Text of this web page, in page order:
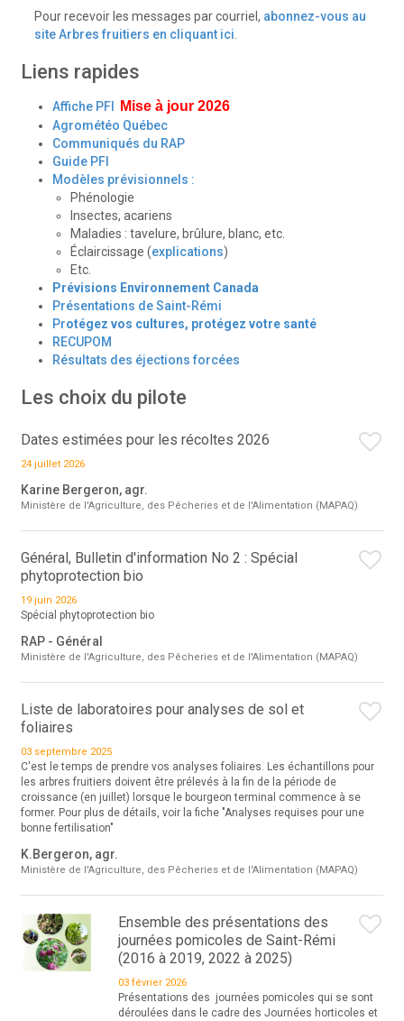
Pour recevoir les messages par courriel, abonnez-vous au
site Arbres fruitiers en cliquant ici
Liens rapides
Affiche PFI Mise à jour 2026
Agrométéo Québec
Communiqués du RAP
Guide PFI
Modèles prévisionnels :
Phénologie
Insectes, acariens
Maladies : tavelure, brûlure, blanc, etc.
Éclaircissage (explications)
Etc.
Prévisions Environnement Canada
Présentations de Saint-Rémi
Protégez vos cultures, protégez votre santé
RECUPOM
Résultats des éjections forcées
Les choix du pilote
Dates estimées pour les récoltes 2026
24 juillet 2026
Karine Bergeron, agr.
Ministère de l'Agriculture, des Pêcheries et de l'Alimentation (MAPAQ)
Général, Bulletin d'information No 2 : Spécial
phytoprotection bio
19 juin 2026
Spécial phytoprotection bio
RAP - Général
Ministère de l'Agriculture, des Pêcheries et de l'Alimentation (MAPAQ)
Liste de laboratoires pour analyses de sol et
foliaires
03 septembre 2025
C'est le temps de prendre vos analyses foliaires. Les échantillons pour
les arbres fruitiers doivent être prélevés à la fin de la période de
croissance (en juillet) lorsque le bourgeon terminal commence à se
former. Pour plus de détails, voir la fiche "Analyses requises pour une
bonne fertilisation"
K.Bergeron, agr.
Ministère de l'Agriculture, des Pêcheries et de l'Alimentation (MAPAQ)
Ensemble des présentations des
journées pomicoles de Saint-Rémi
(2016 à 2019, 2022 à 2025)
03 février 2026
Présentations des journées pomicoles qui se sont
déroulées dans le cadre des Journées horticoles et